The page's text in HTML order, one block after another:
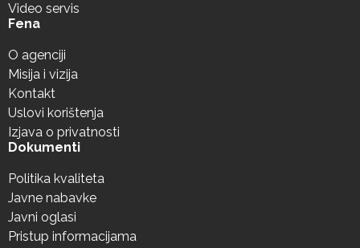
Video servis
Fena
O agenciji
Misija i vizija
Kontakt
Uslovi korištenja
Izjava o privatnosti
Dokumenti
Politika kvaliteta
Javne nabavke
Javni oglasi
Pristup informacijama